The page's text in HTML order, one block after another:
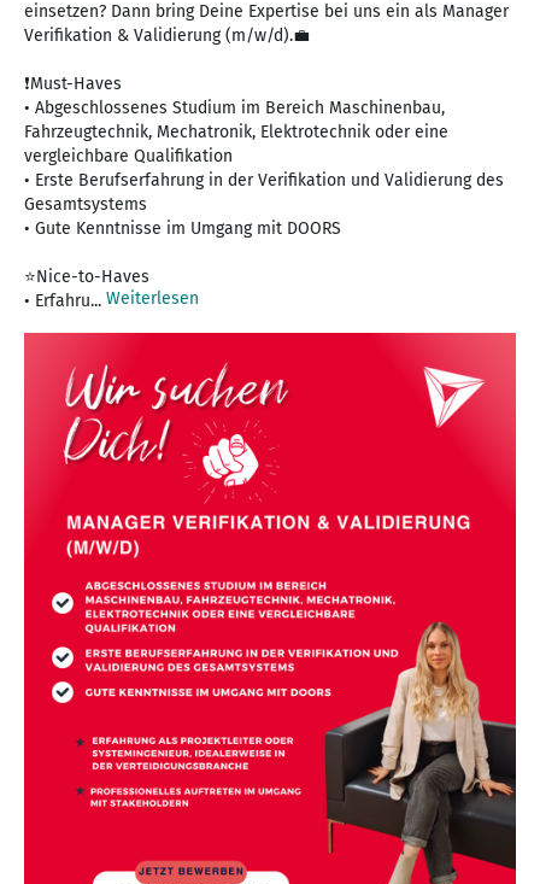
einsetzen? Dann bring Deine Expertise bei uns ein als Manager
Verifikation & Validierung (m/w/d).💼
❗Must-Haves
• Abgeschlossenes Studium im Bereich Maschinenbau,
Fahrzeugtechnik, Mechatronik, Elektrotechnik oder eine
vergleichbare Qualifikation
• Erste Berufserfahrung in der Verifikation und Validierung des
Gesamtsystems
• Gute Kenntnisse im Umgang mit DOORS
⭐Nice-to-Haves
• Erfahru... Weiterlesen